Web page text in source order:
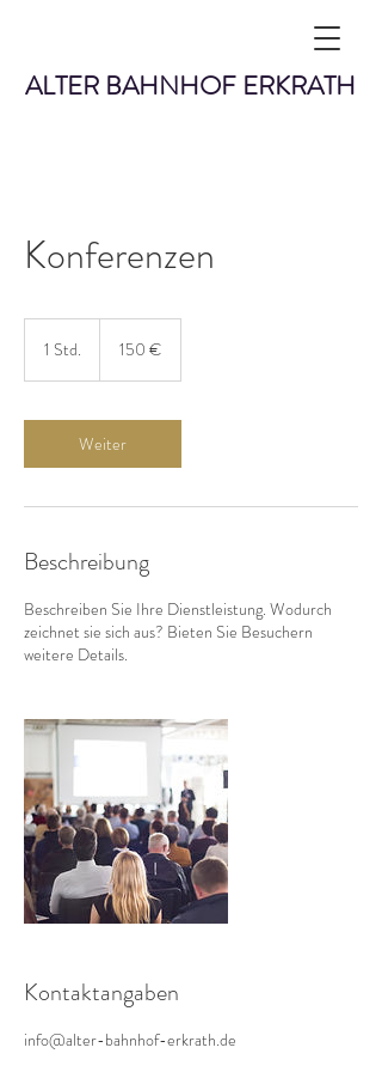
ALTER BAHNHOF ERKRATH
Konferenzen
1 Std.
d
150 €
Weiter
Beschreibung
Beschreiben Sie Ihre Dienstleistung. Wodurch
zeichnet sie sich aus? Bieten Sie Besuchern
weitere Details.
Kontaktangaben
info@alter-bahnhof-erkrath.de